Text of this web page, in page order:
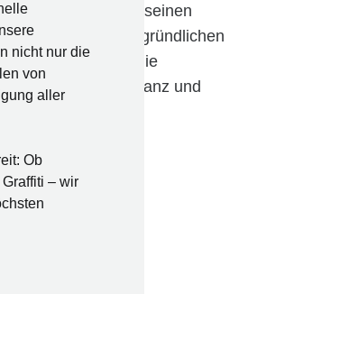
nicht nur die
von
aller
Ob
– wir
und hygienisch in seinen
Von der gründlichen
Lackpflege – die
anhaltenden Glanz und